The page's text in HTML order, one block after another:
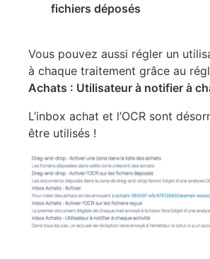
fichiers déposés
Vous pouvez aussi régler un
à chaque traitement grâce au
Achats : Utilisateur à notifier à
L’inbox achat et l’OCR sont
être utilisés !